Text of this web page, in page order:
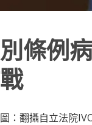
條例
：翻攝自立法院